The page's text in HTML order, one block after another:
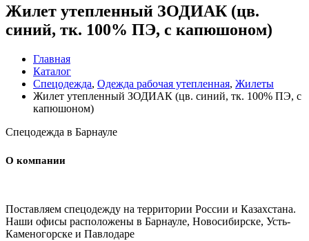
Жилет утепленный ЗОДИАК (цв.
синий, тк. 100% ПЭ, с капюшоном)
Главная
Каталог
Спецодежда, Одежда рабочая утепленная, Жилеты
Жилет утепленный ЗОДИАК (цв. синий, тк. 100% ПЭ, с
капюшоном)
Спецодежда в Барнауле
О компании
Поставляем спецодежду на территории России и Казахстана.
Наши офисы расположены в Барнауле, Новосибирске, Усть-
Каменогорске и Павлодаре